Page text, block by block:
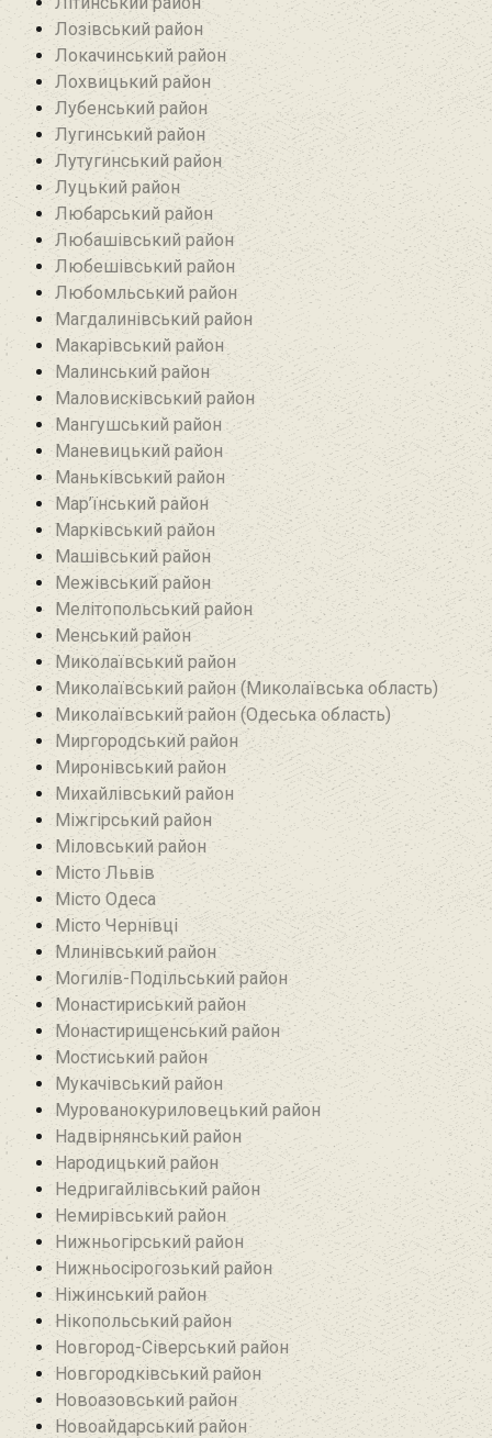
Лозівський район
Локачинський район
Лохвицький район
Лубенський район
Лугинський район‎
Лутугинський район
Луцький район
Любарський район‎
Любашівський район‎
Любешівський район
Любомльський район
Магдалинівський район
Макарівський район
Малинський район
Маловисківський район
Мангушський район
Маневицький район
Маньківський район‎
Мар’їнський район‎
Марківський район
Машівський район‎
Межівський район
Мелітопольський район
Менський район
Миколаївський район
Миколаївський район (Миколаївська область)
Миколаївський район (Одеська область)
Миргородський район
Миронівський район
Михайлівський район‎
Міжгірський район
Міловський район‎
Місто Львів
Місто Одеса
Місто Чернівці
Млинівський район‎
Могилів-Подільський район
Монастириський район
Монастирищенський район
Мостиський район
Мукачівський район
Мурованокуриловецький район
Надвірнянський район
Народицький район‎
Недригайлівський район‎
Немирівський район
Нижньогірський район
Нижньосірогозький район
Ніжинський район
Нікопольський район
Новгород-Сіверський район
Новгородківський район
Новоазовський район
Новоайдарський район‎